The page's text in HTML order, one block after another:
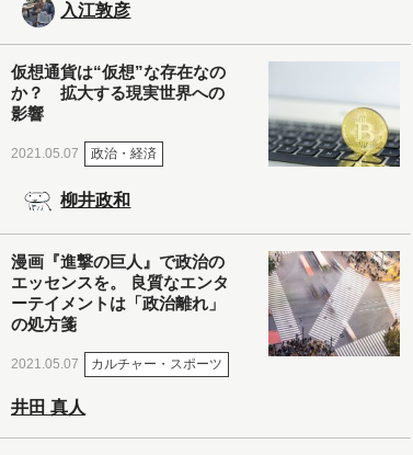
入江敦彦
仮想通貨は“仮想”な存在なの
か？ 拡大する現実世界への
影響
2021.05.07 政治・経済
柳井政和
漫画『進撃の巨人』で政治の
エッセンスを。 良質なエンタ
ーテイメントは「政治離れ」
の処方箋
2021.05.07 カルチャー・スポーツ
井田 真人